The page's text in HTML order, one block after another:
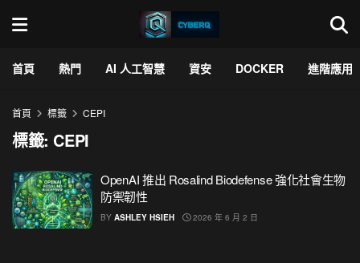
首頁 熱門 AI 人工智慧 資安 DOCKER 進階應用
首頁 標籤 CEPI
標籤: CEPI
OpenAI 推出 Rosalind Biodefense 強化社會生物
防禦韌性
BY ASHLEY HSIEH 2026 年 6 月 2 日